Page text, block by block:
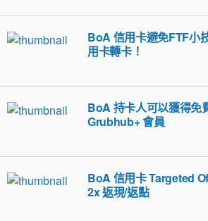
BoA 信用卡避免FTF小
用卡轉卡！
BoA 持卡人可以獲得免
Grubhub+ 會員
BoA 信用卡 Targeted
2x 返現/返點